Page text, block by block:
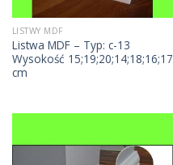
LISTWY MDF
Listwa MDF – Typ: c-13
Wysokość 15;19;20;14;18;16;17
cm